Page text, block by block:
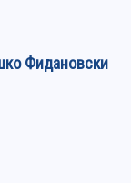
Фидановски